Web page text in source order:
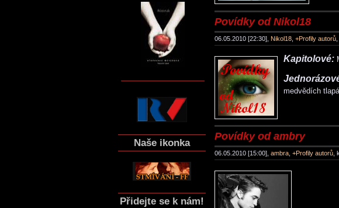
Naše ikonka
Přidejte se k nám!
Povídky od Nikol18
06.05.2010 [22:30], Nikol18 +Profily autorů
Kapitolové:
medvědích
Povídky od ambry
06.05.2010 [15:00], ambra +Profily autorů